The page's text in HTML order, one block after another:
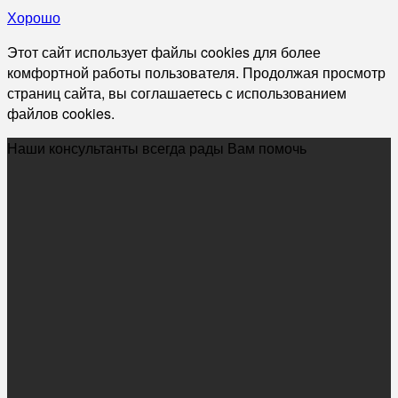
Хорошо
Этот сайт использует файлы cookies для более
комфортной работы пользователя. Продолжая просмотр
страниц сайта, вы соглашаетесь с использованием
файлов cookies.
Наши консультанты всегда рады Вам помочь